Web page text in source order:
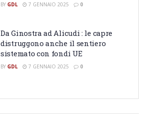
BY GDL 7 GENNAIO 2025 0
Da Ginostra ad Alicudi : le capre
distruggono anche il sentiero
sistemato con fondi UE
BY GDL 7 GENNAIO 2025 0